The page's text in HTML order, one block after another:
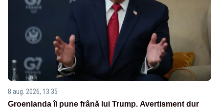
8 aug. 2026, 13:35
Groenlanda îi pune frână lui Trump. Avertisment dur